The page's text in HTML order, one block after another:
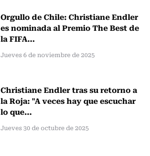
Orgullo de Chile: Christiane Endler
es nominada al Premio The Best de
la FIFA...
Jueves 6 de noviembre de 2025
Christiane Endler tras su retorno a
la Roja: "A veces hay que escuchar
lo que...
Jueves 30 de octubre de 2025